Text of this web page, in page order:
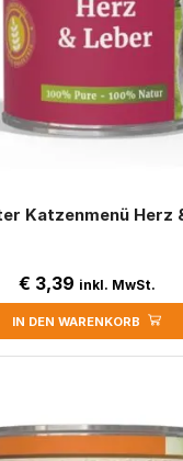
Katzenmenü Herz
€ 3,39 inkl. MwSt.
IN DEN WARENKORB